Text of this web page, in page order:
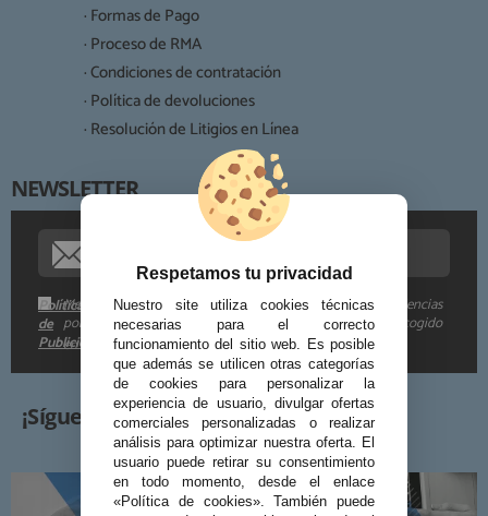
· Formas de Pago
· Proceso de RMA
· Condiciones de contratación
· Política de devoluciones
· Resolución de Litigios en Línea
NEWSLETTER
Me gustaría recibir descuentos exclusivos, novedades y tendencias
por e-mail. Puedo darme de baja cuando quiera según lo recogido
en la
Política
de
Publicidad
Destinatarios:
Derechos:
Procedencia de los datos:
Información adicional:
¡Síguenos!
Respetamos tu privacidad
Nuestro site utiliza cookies técnicas
necesarias para el correcto
funcionamiento del sitio web. Es posible
que además se utilicen otras categorías
de cookies para personalizar la
experiencia de usuario, divulgar ofertas
comerciales personalizadas o realizar
análisis para optimizar nuestra oferta. El
usuario puede retirar su consentimiento
en todo momento, desde el enlace
«Política de cookies». También puede